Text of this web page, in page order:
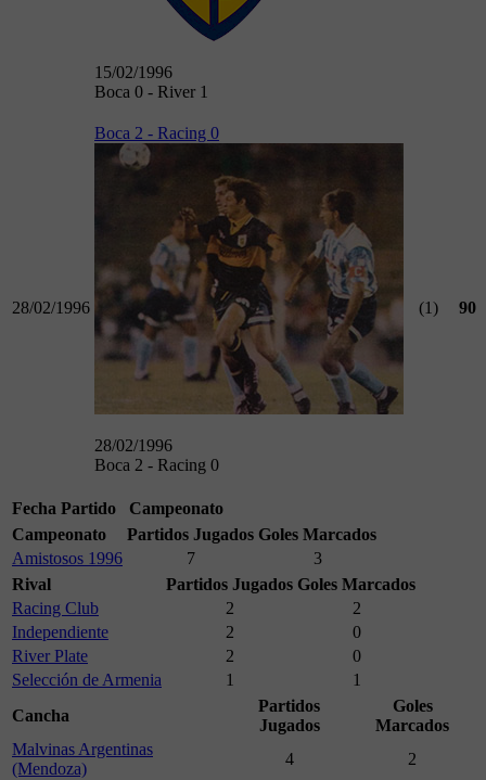
15/02/1996
Boca 0 - River 1
28/02/1996
Boca 2 - Racing 0
28/02/1996
Boca 2 - Racing 0
(1) 90
Fecha Partido
Campeonato
Campeonato
Partidos Jugados Goles Marcados
Amistosos 1996
7
3
Rival
Partidos Jugados Goles Marcados
Racing Club
2
2
Independiente
2
0
River Plate
2
0
Selección de Armenia
1
1
Cancha
Partidos
Jugados
Goles
Marcados
Malvinas Argentinas
(Mendoza)
4
2